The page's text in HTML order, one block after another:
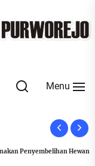
Menu
Penyembelihan Hewan